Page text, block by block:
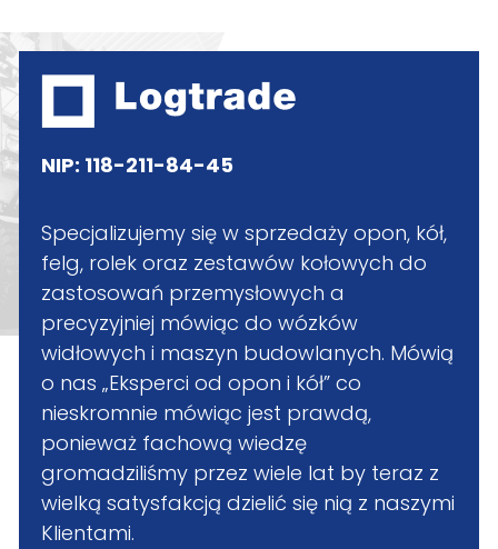
NIP: 118-211-84-45
Specjalizujemy się w sprzedaży opon, kół,
felg, rolek oraz zestawów kołowych do
zastosowań przemysłowych a
precyzyjniej mówiąc do wózków
widłowych i maszyn budowlanych. Mówią
o nas „Eksperci od opon i kół” co
nieskromnie mówiąc jest prawdą,
ponieważ fachową wiedzę
gromadziliśmy przez wiele lat by teraz z
wielką satysfakcją dzielić się nią z naszymi
Klientami.